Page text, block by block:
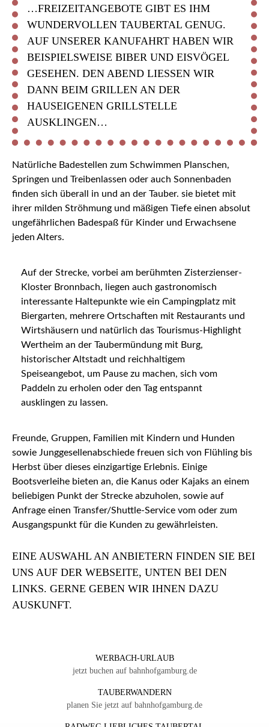
…FREIZEITANGEBOTE GIBT ES IHM
WUNDERVOLLEN TAUBERTAL GENUG.
AUF UNSERER KANUFAHRT HABEN WIR
BEISPIELSWEISE BIBER UND EISVÖGEL
GESEHEN. DEN ABEND LIESSEN WIR D
ANN BEIM GRILLEN AN DER H
AUSEIGENEN GRILLSTELLE A
USKLINGEN…
Natürliche Badestellen zum Schwimmen Planschen,
Springen und Treibenlassen oder auch Sonnenbaden
finden sich überall in und an der Tauber. sie bietet mit
ihrer milden Ströhmung und mäßigen Tiefe einen absolut
ungefährlichen Badespaß für Kinder und Erwachsene
jeden Alters.
Auf der Strecke, vorbei am berühmten Zisterzienser-
Kloster Bronnbach, liegen auch gastronomisch
interessante Haltepunkte wie ein Campingplatz mit
Biergarten, mehrere Ortschaften mit Restaurants und
Wirtshäusern und natürlich das Tourismus-Highlight
Wertheim an der Taubermündung mit Burg,
historischer Altstadt und reichhaltigem
Speiseangebot, um Pause zu machen, sich vom
Paddeln zu erholen oder den Tag entspannt
ausklingen zu lassen.
Freunde, Gruppen, Familien mit Kindern und Hunden
sowie Junggesellenabschiede freuen sich von Flühling bis
Herbst über dieses einzigartige Erlebnis. Einige
Bootsverleihe bieten an, die Kanus oder Kajaks an einem
beliebigen Punkt der Strecke abzuholen, sowie auf
Anfrage einen Transfer/Shuttle-Service vom oder zum
Ausgangspunkt für die Kunden zu gewährleisten.
EINE AUSWAHL AN ANBIETERN FINDEN SIE BEI
UNS AUF DER WEBSEITE, UNTEN BEI DEN
LINKS. GERNE GEBEN WIR IHNEN DAZU
AUSKUNFT.
WERBACH-URLAUB
jetzt buchen auf bahnhofgamburg.de
TAUBERWANDERN
planen Sie jetzt auf bahnhofgamburg.de